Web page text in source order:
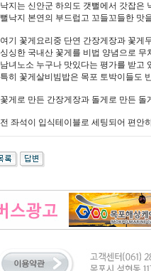
낙지는 신안군 하의도 갯뻘에서 갓잡은
뻘낙지 본연의 부드럽고 꼬들꼬들한 맛
여기 꽃게요리중 단연 간장게장과 꽃게
싱싱한 국내산 꽃게를 비법 양념으로
남녀노소 누구나 맛있다는 평가를 받고
특히 꽃게살비빔밥은 목포 토박이들도
꽃게로 만든 간장게장과 돌게로 만든
전 좌석이 입식테이블로 세팅되어 편안